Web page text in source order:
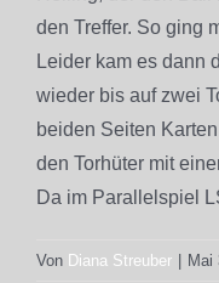
den Treffer. So ging
Leider kam es dann
wieder bis auf zwei
beiden Seiten
den Torhüter mit
Da im Parallelspiel
Von Diana Streuber Mai